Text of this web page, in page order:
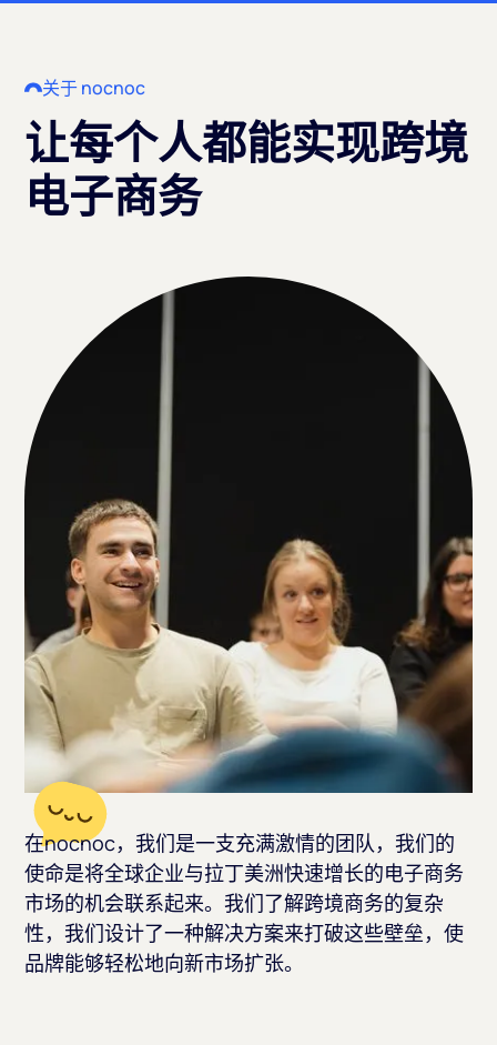
关于 nocnoc
让每个人都能实现跨境
电子商务
在nocnoc，我们是一支充满激情的团队，我们的
使命是将全球企业与拉丁美洲快速增长的电子商务
市场的机会联系起来。我们了解跨境商务的复杂
性，我们设计了一种解决方案来打破这些壁垒，使
品牌能够轻松地向新市场扩张。